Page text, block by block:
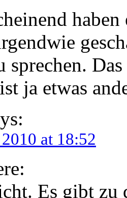
sprechen.
ja etwas
at 18:52
Es gibt zu